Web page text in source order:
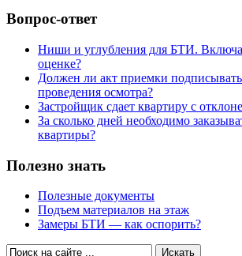
Вопрос-ответ
Ниши и углубления для БТИ.
оценке?
Должен ли акт приемки
проведения осмотра?
Застройщик сдает квартиру с
За сколько дней необходимо
квартиры?
Полезно знать
Полезные документы
Подъем материалов на этаж
Замеры БТИ — как оспорить?